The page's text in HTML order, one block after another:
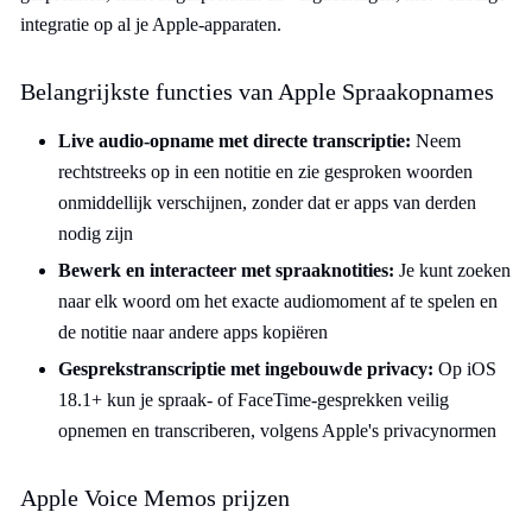
integratie op al je Apple-apparaten.
Belangrijkste functies van Apple Spraakopnames
Live audio-opname met directe transcriptie: Neem
rechtstreeks op in een notitie en zie gesproken woorden
onmiddellijk verschijnen, zonder dat er apps van derden
nodig zijn
Bewerk en interacteer met spraaknotities: Je kunt zoeken
naar elk woord om het exacte audiomoment af te spelen en
de notitie naar andere apps kopiëren
Gesprekstranscriptie met ingebouwde privacy: Op iOS
18.1+ kun je spraak- of FaceTime-gesprekken veilig
opnemen en transcriberen, volgens Apple's privacynormen
Apple Voice Memos prijzen